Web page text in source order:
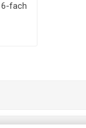
6-fach